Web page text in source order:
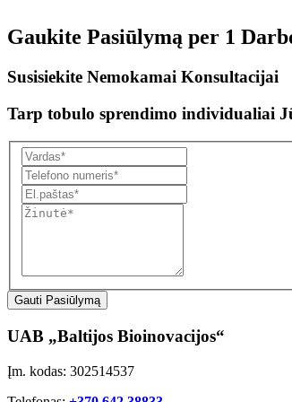
Gaukite Pasiūlymą per 1
Susisiekite Nemokamai Konsultacijai
Tarp tobulo sprendimo individualiai
Gauti Pasiūlymą
UAB „Baltijos Bioinovacijos“
Įm. kodas: 302514537